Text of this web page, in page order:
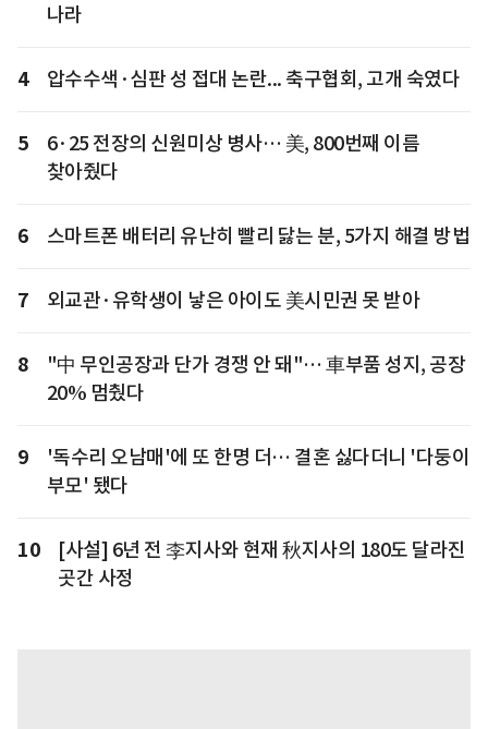
나라
4 압수수색·심판 성 접대 논란... 축구협회, 고개 숙였다
5
6·25 전장의 신원미상 병사… 美, 800번째 이름
찾아줬다
6 스마트폰 배터리 유난히 빨리 닳는 분, 5가지 해결 방법
7 외교관·유학생이 낳은 아이도 美시민권 못 받아
8
"中 무인공장과 단가 경쟁 안 돼"… 車부품 성지, 공장
20% 멈췄다
9
'독수리 오남매'에 또 한명 더… 결혼 싫다더니 '다둥이
부모' 됐다
10
[사설] 6년 전 李지사와 현재 秋지사의 180도 달라진
곳간 사정